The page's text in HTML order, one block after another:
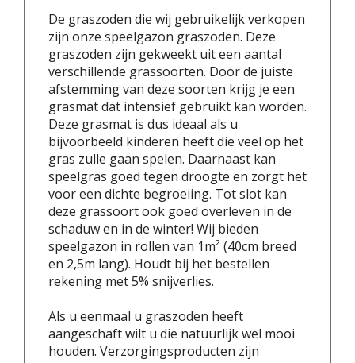
De graszoden die wij gebruikelijk verkopen
zijn onze speelgazon graszoden. Deze
graszoden zijn gekweekt uit een aantal
verschillende grassoorten. Door de juiste
afstemming van deze soorten krijg je een
grasmat dat intensief gebruikt kan worden.
Deze grasmat is dus ideaal als u
bijvoorbeeld kinderen heeft die veel op het
gras zulle gaan spelen. Daarnaast kan
speelgras goed tegen droogte en zorgt het
voor een dichte begroeiing. Tot slot kan
deze grassoort ook goed overleven in de
schaduw en in de winter! Wij bieden
speelgazon in rollen van 1m² (40cm breed
en 2,5m lang). Houdt bij het bestellen
rekening met 5% snijverlies.
Als u eenmaal u graszoden heeft
aangeschaft wilt u die natuurlijk wel mooi
houden. Verzorgingsproducten zijn